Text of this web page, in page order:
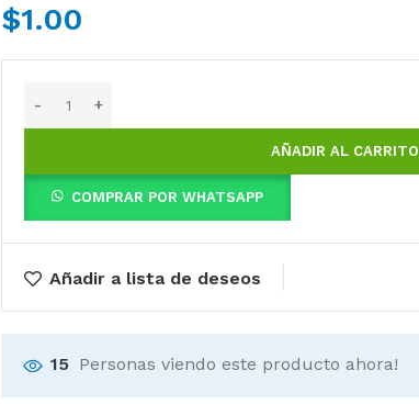
$1.00
AÑADIR AL CARRITO
COMPRAR POR WHATSAPP
Añadir a lista de deseos
15 Personas viendo este producto ahora!